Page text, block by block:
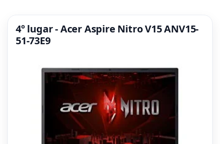
4º lugar - Acer Aspire Nitro V15 ANV15-
51-73E9